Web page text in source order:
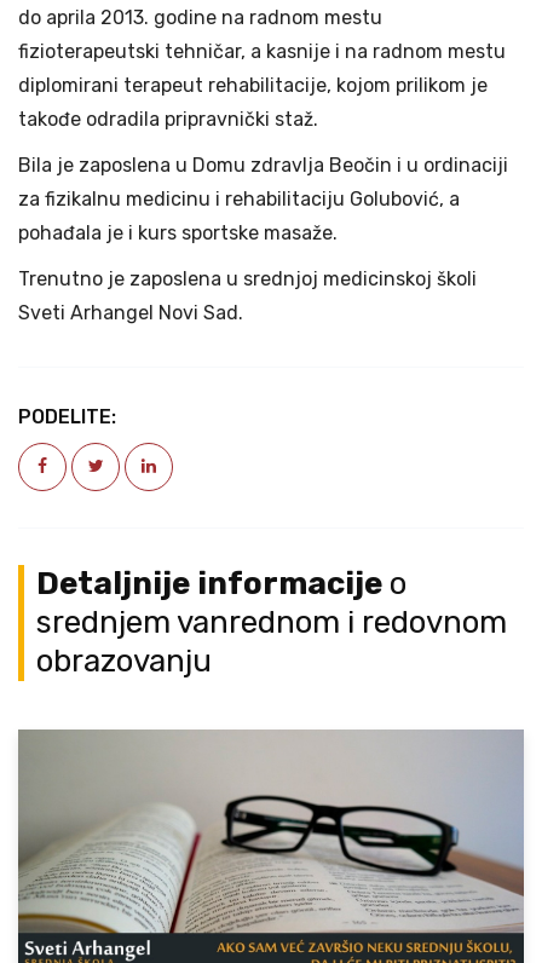
do aprila 2013. godine na radnom mestu
fizioterapeutski tehničar, a kasnije i na radnom mestu
diplomirani terapeut rehabilitacije, kojom prilikom je
takođe odradila pripravnički staž.
Bila je zaposlena u Domu zdravlja Beočin i u ordinaciji
za fizikalnu medicinu i rehabilitaciju Golubović, a
pohađala je i kurs sportske masaže.
Trenutno je zaposlena u srednjoj medicinskoj školi
Sveti Arhangel Novi Sad.
PODELITE:
Detaljnije informacije o
srednjem vanrednom i redovnom
obrazovanju